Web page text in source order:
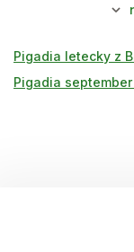
Pigadia letecky z
Pigadia